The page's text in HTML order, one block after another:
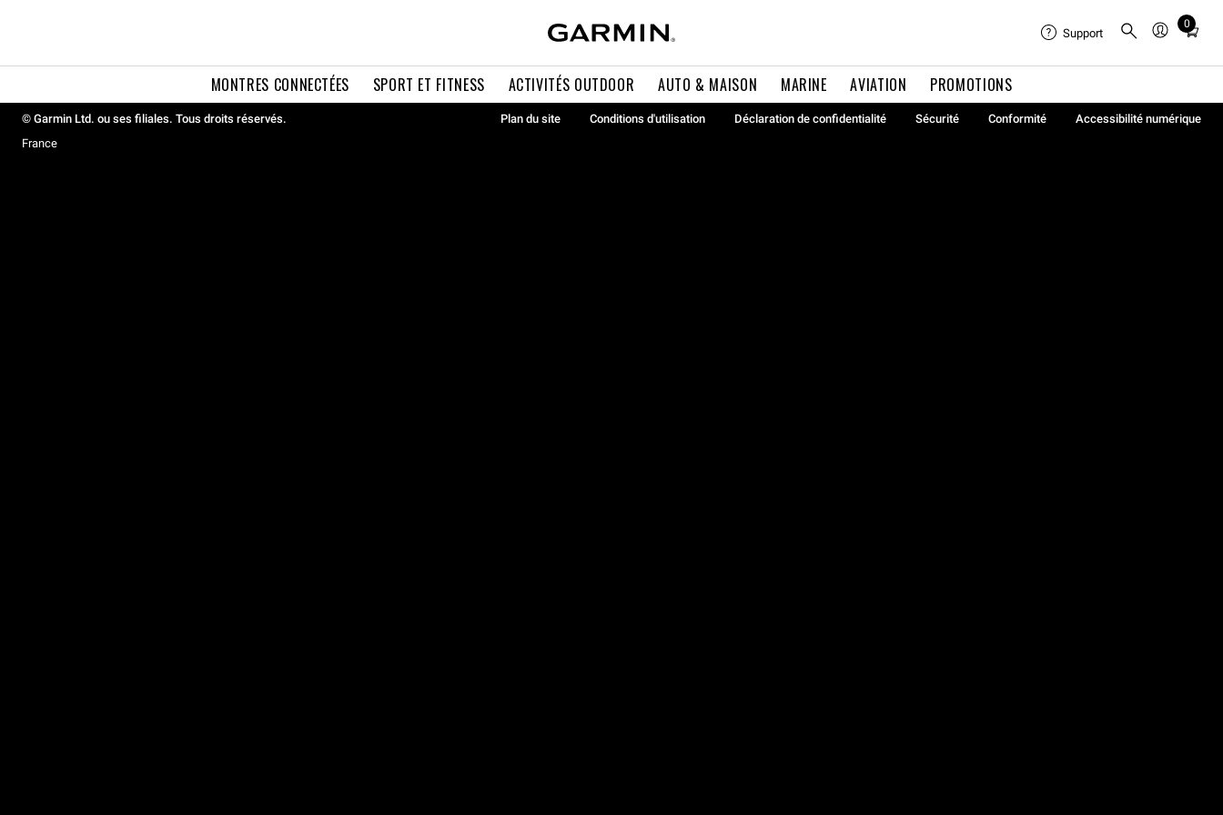
MONTRES CONNECTÉES SPORT ET FITNESS ACTIVITÉS OUTDOOR AUTO & MAISON MARINE AVIATION PROMOTIONS
Support
0
Total
in
0
© Garmin Ltd. ou ses filiales. Tous droits réservés. Plan du site Conditions d'utilisation Déclaration de confidentialité Sécurité Conformité
Accessibilité numérique
France